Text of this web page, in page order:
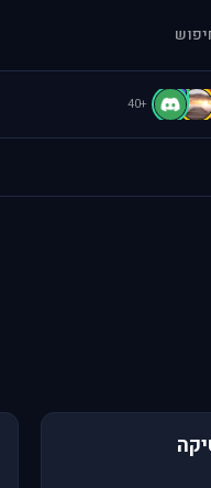
D
D
+40